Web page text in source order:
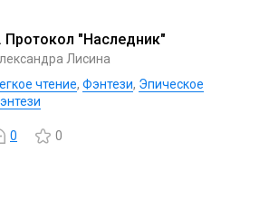
Протокол "Наследник"
Лисина
чтение, Фэнтези, Эпическое
0 0